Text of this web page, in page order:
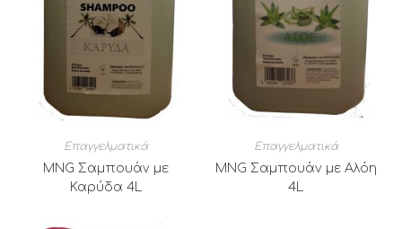
Επαγγελματικά
MNG Σαμπουάν με
Καρύδα 4L
Επαγγελματικά
MNG Σαμπουάν με Αλόη
4L